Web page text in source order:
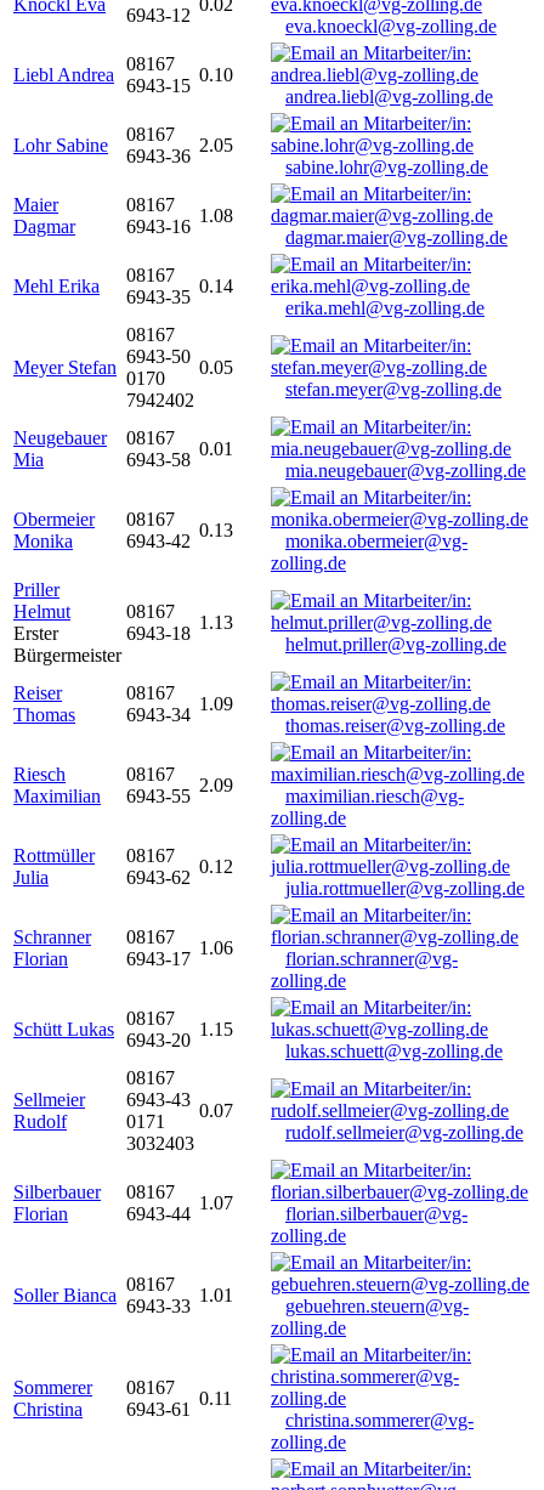
Knöckl Eva
6943-12
0.02
eva.knoeckl@vg-zolling.de
Liebl Andrea
08167
6943-15
0.10
andrea.liebl@vg-zolling.de
Lohr Sabine
08167
6943-36
2.05
sabine.lohr@vg-zolling.de
Maier
Dagmar
08167
6943-16
1.08
dagmar.maier@vg-zolling.de
Mehl Erika
08167
6943-35
0.14
erika.mehl@vg-zolling.de
Meyer Stefan
08167
6943-50
0170
7942402
0.05
stefan.meyer@vg-zolling.de
Neugebauer
Mia
08167
6943-58
0.01
mia.neugebauer@vg-zolling.de
Obermeier
Monika
08167
6943-42
0.13
monika.obermeier@vg-
zolling.de
Priller
Helmut
Erster
Bürgermeister
08167
6943-18
1.13
helmut.priller@vg-zolling.de
Reiser
Thomas
08167
6943-34
1.09
thomas.reiser@vg-zolling.de
Riesch
Maximilian
08167
6943-55
2.09
maximilian.riesch@vg-
zolling.de
Rottmüller
Julia
08167
6943-62
0.12
julia.rottmueller@vg-zolling.de
Schranner
Florian
08167
6943-17
1.06
florian.schranner@vg-
zolling.de
Schütt Lukas
08167
6943-20
1.15
lukas.schuett@vg-zolling.de
Sellmeier
Rudolf
08167
6943-43
0171
3032403
0.07
rudolf.sellmeier@vg-zolling.de
Silberbauer
Florian
08167
6943-44
1.07
florian.silberbauer@vg-
zolling.de
Soller Bianca
08167
6943-33
1.01
gebuehren.steuern@vg-
zolling.de
Sommerer
Christina
08167
6943-61
0.11
christina.sommerer@vg-
zolling.de